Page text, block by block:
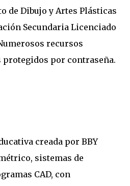
de Dibujo y Artes Plásticas
Secundaria Licenciado
recursos
por contraseña.
creada por BBY
sistemas de
CAD, con